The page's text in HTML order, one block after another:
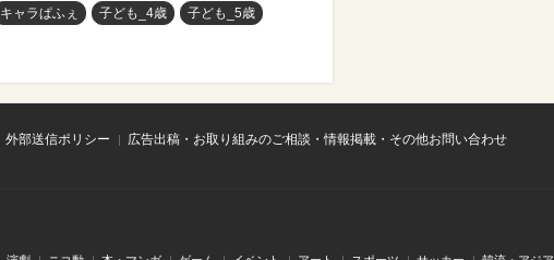
キャラぱふぇ 子ども_4歳 子ども_5歳
外部送信ポリシー
広告出稿・お取り組みのご相談・情報掲載・その他お問い合わせ